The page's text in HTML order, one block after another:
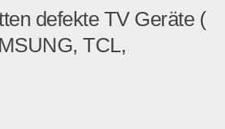
defekte TV Geräte (
TCL,